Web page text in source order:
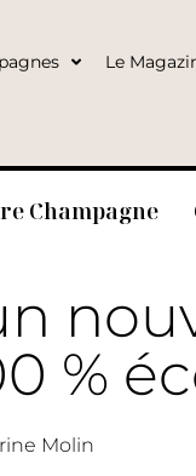
Le
Champagne
%
Molin